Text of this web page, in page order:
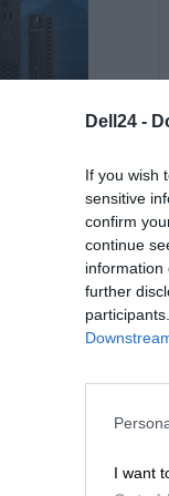
Dell24 -
If you wish
sensitive
confirm
continue
information
further
I want